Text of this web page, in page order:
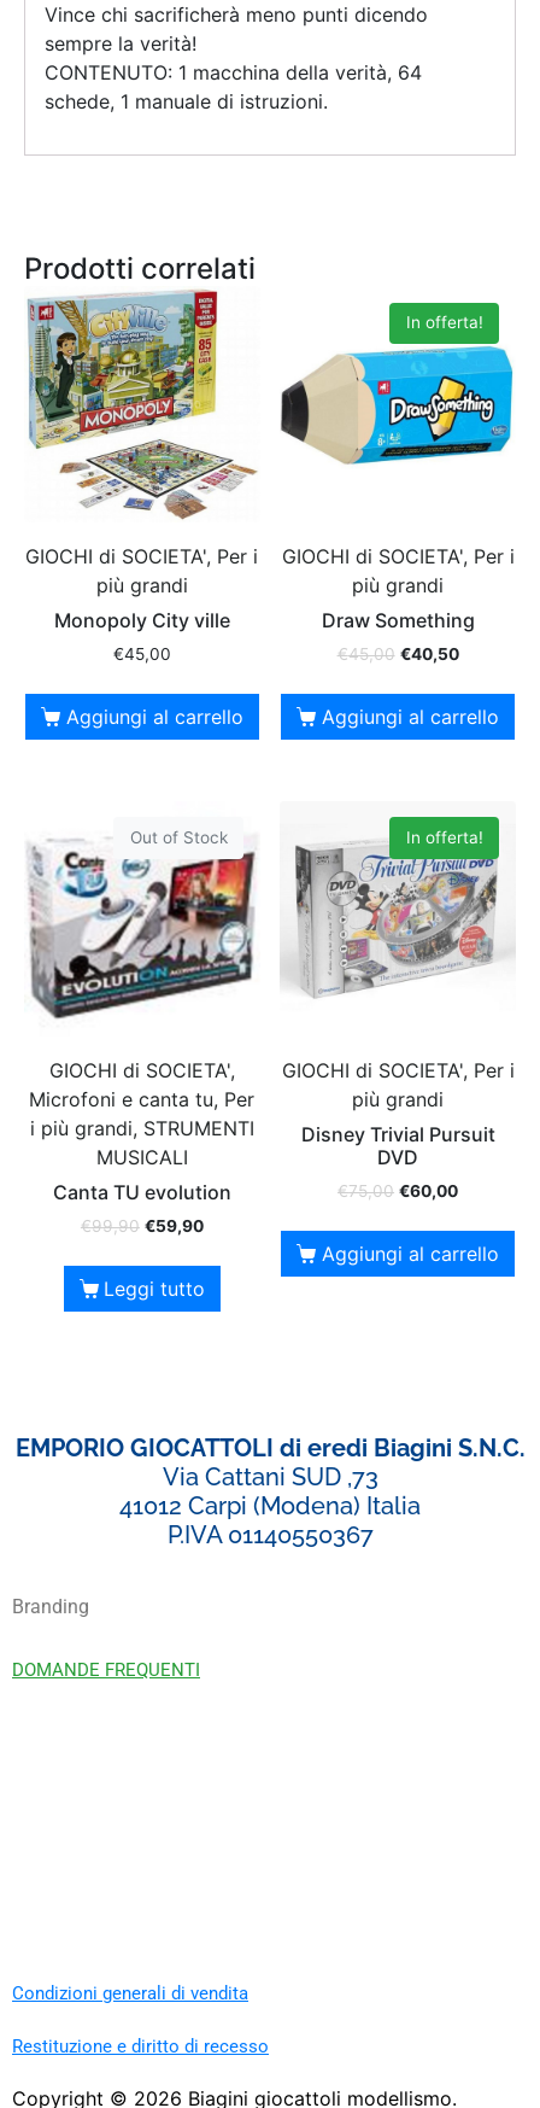
Vince chi sacrificherà meno punti dicendo
sempre la verità!
CONTENUTO: 1 macchina della verità, 64
schede, 1 manuale di istruzioni.
Prodotti correlati
GIOCHI di SOCIETA', Per i
più grandi
Monopoly City ville
€45,00
Aggiungi al carrello
In offerta!
GIOCHI di SOCIETA', Per i
più grandi
Draw Something
€45,00 €40,50
Aggiungi al carrello
Out of Stock
GIOCHI di SOCIETA',
Microfoni e canta tu, Per
i più grandi, STRUMENTI
MUSICALI
Canta TU evolution
€99,90 €59,90
Leggi tutto
In offerta!
GIOCHI di SOCIETA', Per i
più grandi
Disney Trivial Pursuit
DVD
€75,00 €60,00
Aggiungi al carrello
EMPORIO GIOCATTOLI di eredi Biagini S.N.C.
Via Cattani SUD ,73
41012 Carpi (Modena) Italia
P.IVA 01140550367
Branding
DOMANDE FREQUENTI
Condizioni generali di vendita
Restituzione e diritto di recesso
Copyright © 2026 Biagini giocattoli modellismo.